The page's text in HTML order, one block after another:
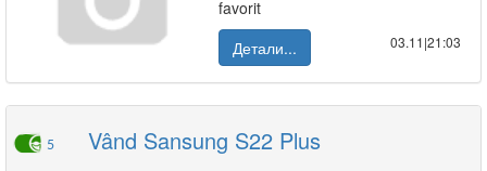
favorit
Детали...
03.11|21:03
5 Vând Sansung S22 Plus